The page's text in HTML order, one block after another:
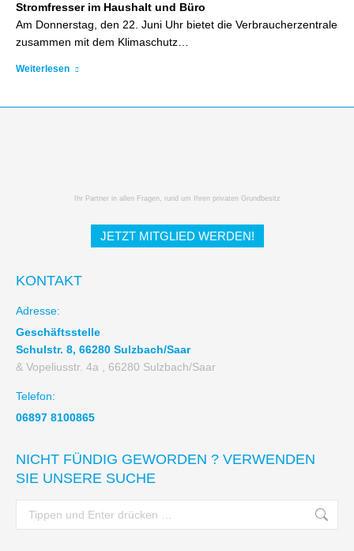
Stromfresser im Haushalt und Büro
Am Donnerstag, den 22. Juni Uhr bietet die Verbraucherzentrale
zusammen mit dem Klimaschutz…
Weiterlesen
Ihr Partner in allen Fragen, rund um Ihren privaten Grundbesitz
JETZT MITGLIED WERDEN!
KONTAKT
Adresse:
Geschäftsstelle
Schulstr. 8, 66280 Sulzbach/Saar
& Vopeliusstr. 4a , 66280 Sulzbach/Saar
Telefon:
06897 8100865
NICHT FÜNDIG GEWORDEN ? VERWENDEN
SIE UNSERE SUCHE
Search: